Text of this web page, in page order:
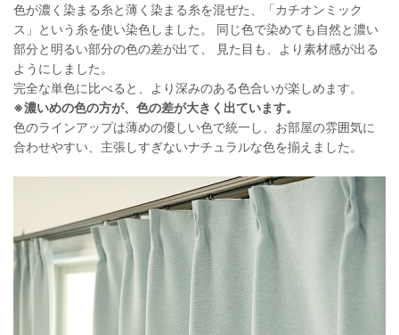
色が濃く染まる糸と薄く染まる糸を混ぜた、「カチオンミック
ス」という糸を使い染色しました。 同じ色で染めても自然と濃い
部分と明るい部分の色の差が出て、 見た目も、より素材感が出る
ようにしました。
完全な単色に比べると、より深みのある色合いが楽しめます。
※濃いめの色の方が、色の差が大きく出ています。
色のラインアップは薄めの優しい色で統一し、お部屋の雰囲気に
合わせやすい、主張しすぎないナチュラルな色を揃えました。